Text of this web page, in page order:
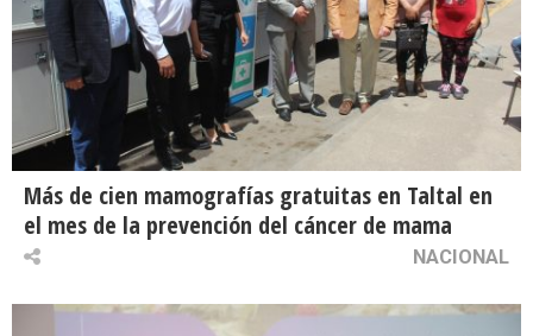
Más de cien mamografías gratuitas en Taltal en
el mes de la prevención del cáncer de mama
NACIONAL